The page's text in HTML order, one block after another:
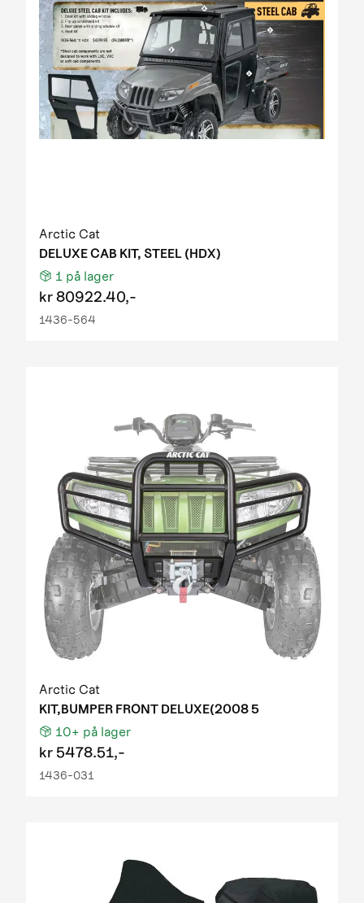
Arctic Cat
DELUXE CAB KIT, STEEL (HDX)
1 på lager
kr80922.40,-
1436-564
Arctic Cat
KIT,BUMPER FRONT DELUXE(2008 5
10+ på lager
kr 5478.51,-
1436-031